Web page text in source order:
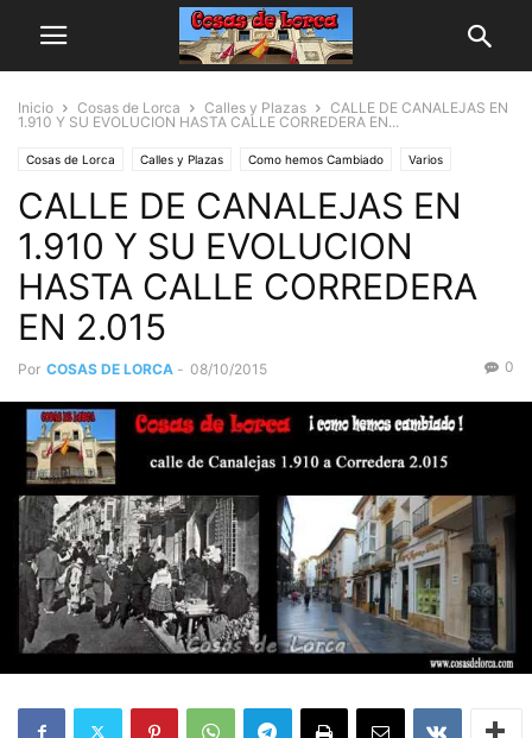
Inicio Cosas de Lorca Calles y Plazas
CALLE DE CANALEJAS EN
1.910 Y SU EVOLUCION HASTA CALLE CORREDERA EN...
Cosas de Lorca Calles y Plazas Como hemos Cambiado Varios
Fotos Videos
CALLE DE CANALEJAS EN
1.910 Y SU EVOLUCION
HASTA CALLE CORREDERA
EN 2.015
Por COSAS DE LORCA - 08/10/2015 0